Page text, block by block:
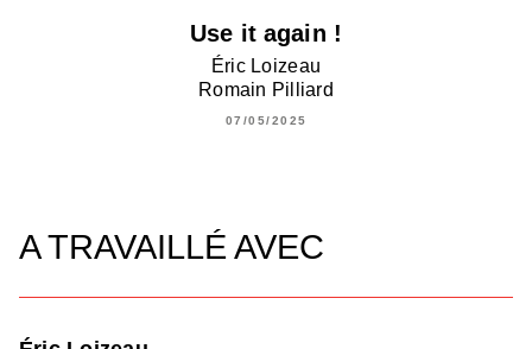
Use it again !
Éric Loizeau
Romain Pilliard
07/05/2025
A TRAVAILLÉ AVEC